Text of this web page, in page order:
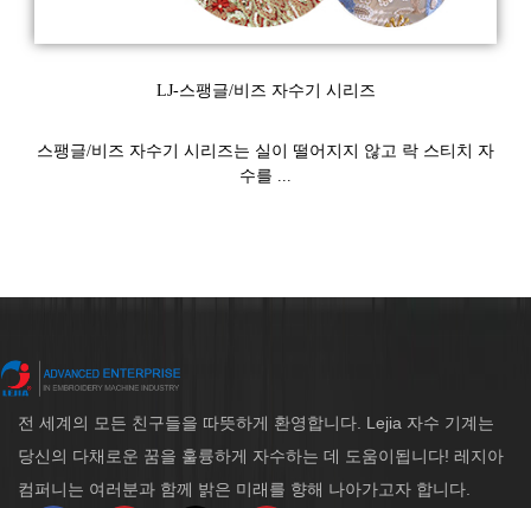
LJ-스팽글/비즈 자수기 시리즈
스팽글/비즈 자수기 시리즈는 실이 떨어지지 않고 락 스티치 자
수를 ...
전 세계의 모든 친구들을 따뜻하게 환영합니다. Lejia 자수 기계는
당신의 다채로운 꿈을 훌륭하게 자수하는 데 도움이됩니다! 레지아
컴퍼니는 여러분과 함께 밝은 미래를 향해 나아가고자 합니다.